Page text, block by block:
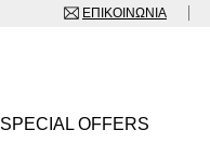
ΕΠΙΚΟΙΝΩΝΊΑ
SPECIAL OFFERS